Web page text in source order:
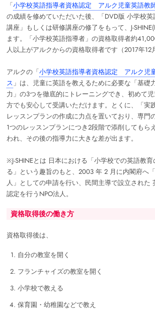
「小学校英語指導者資格認定 アルク児童英語教
の成績を修めていただいた後、「DVD版 小学校
講座」もしくは研修講座の修了をもって、J-
ます。「小学校英語指導者」の資格取得者約
人以上がアルクからの資格取得者です（2017年12
アルクの「小学校英語指導者資格認定 アルク児
ス」は、児童に英語を教えるために必要な「基礎
力」の3つを徹底的にトレーニングでき、初めて
方でも安心して受講いただけます。とくに、「実
レッスンプランの作成に力点を置いており、専門
1つのレッスンプランにつき2段階で添削してもら
われ、その後の指導力に大きな差が出ます。
※J-SHINEとは 日本における「小学校での英語教
る」という趣旨のもと、2003 年 2 月に内閣府へ
人」としての申請を行い、民間主導で設立された
認定を行うNPO法人。
資格取得後の働き方
資格取得後は、
自分の教室を開く
フランチャイズの教室を開く
小学校で教える
保育園・幼稚園などで教え